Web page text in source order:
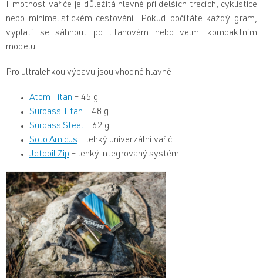
Hmotnost vařiče je důležitá hlavně při delších trecích, cyklistice
nebo minimalistickém cestování. Pokud počítáte každý gram,
vyplatí se sáhnout po titanovém nebo velmi kompaktním
modelu.
Pro ultralehkou výbavu jsou vhodné hlavně:
Atom Titan – 45 g
Surpass Titan – 48 g
Surpass Steel – 62 g
Soto Amicus – lehký univerzální vařič
Jetboil Zip – lehký integrovaný systém